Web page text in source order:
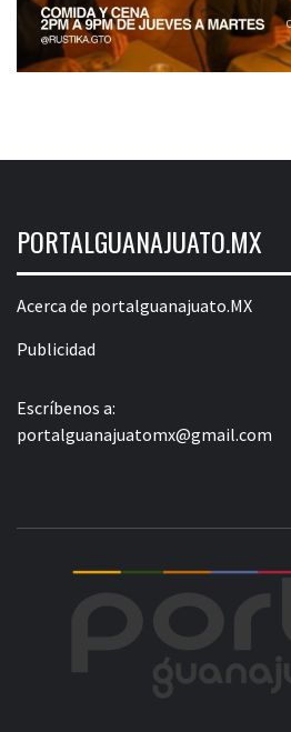
PORTALGUANAJUATO.MX
Acerca de portalguanajuato.MX
Publicidad
Escríbenos a:
portalguanajuatomx@gmail.com